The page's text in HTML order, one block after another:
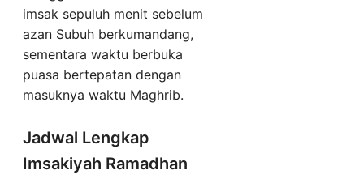
imsak sepuluh menit sebelum
azan Subuh berkumandang,
sementara waktu berbuka
puasa bertepatan dengan
masuknya waktu Maghrib.
Jadwal Lengkap
Imsakiyah Ramadhan